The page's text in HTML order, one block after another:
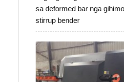
sa deformed bar nga
stirrup bender